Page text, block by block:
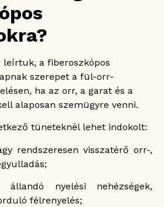
a fiberoszkópos
szerepet a fül-orr-
ha az orr, a garat és a
alaposan szemügyre venni.
tüneteknél lehet indokolt:
rendszeresen visszatérő orr-,
állandó nyelési nehézségek,
félrenyelés;